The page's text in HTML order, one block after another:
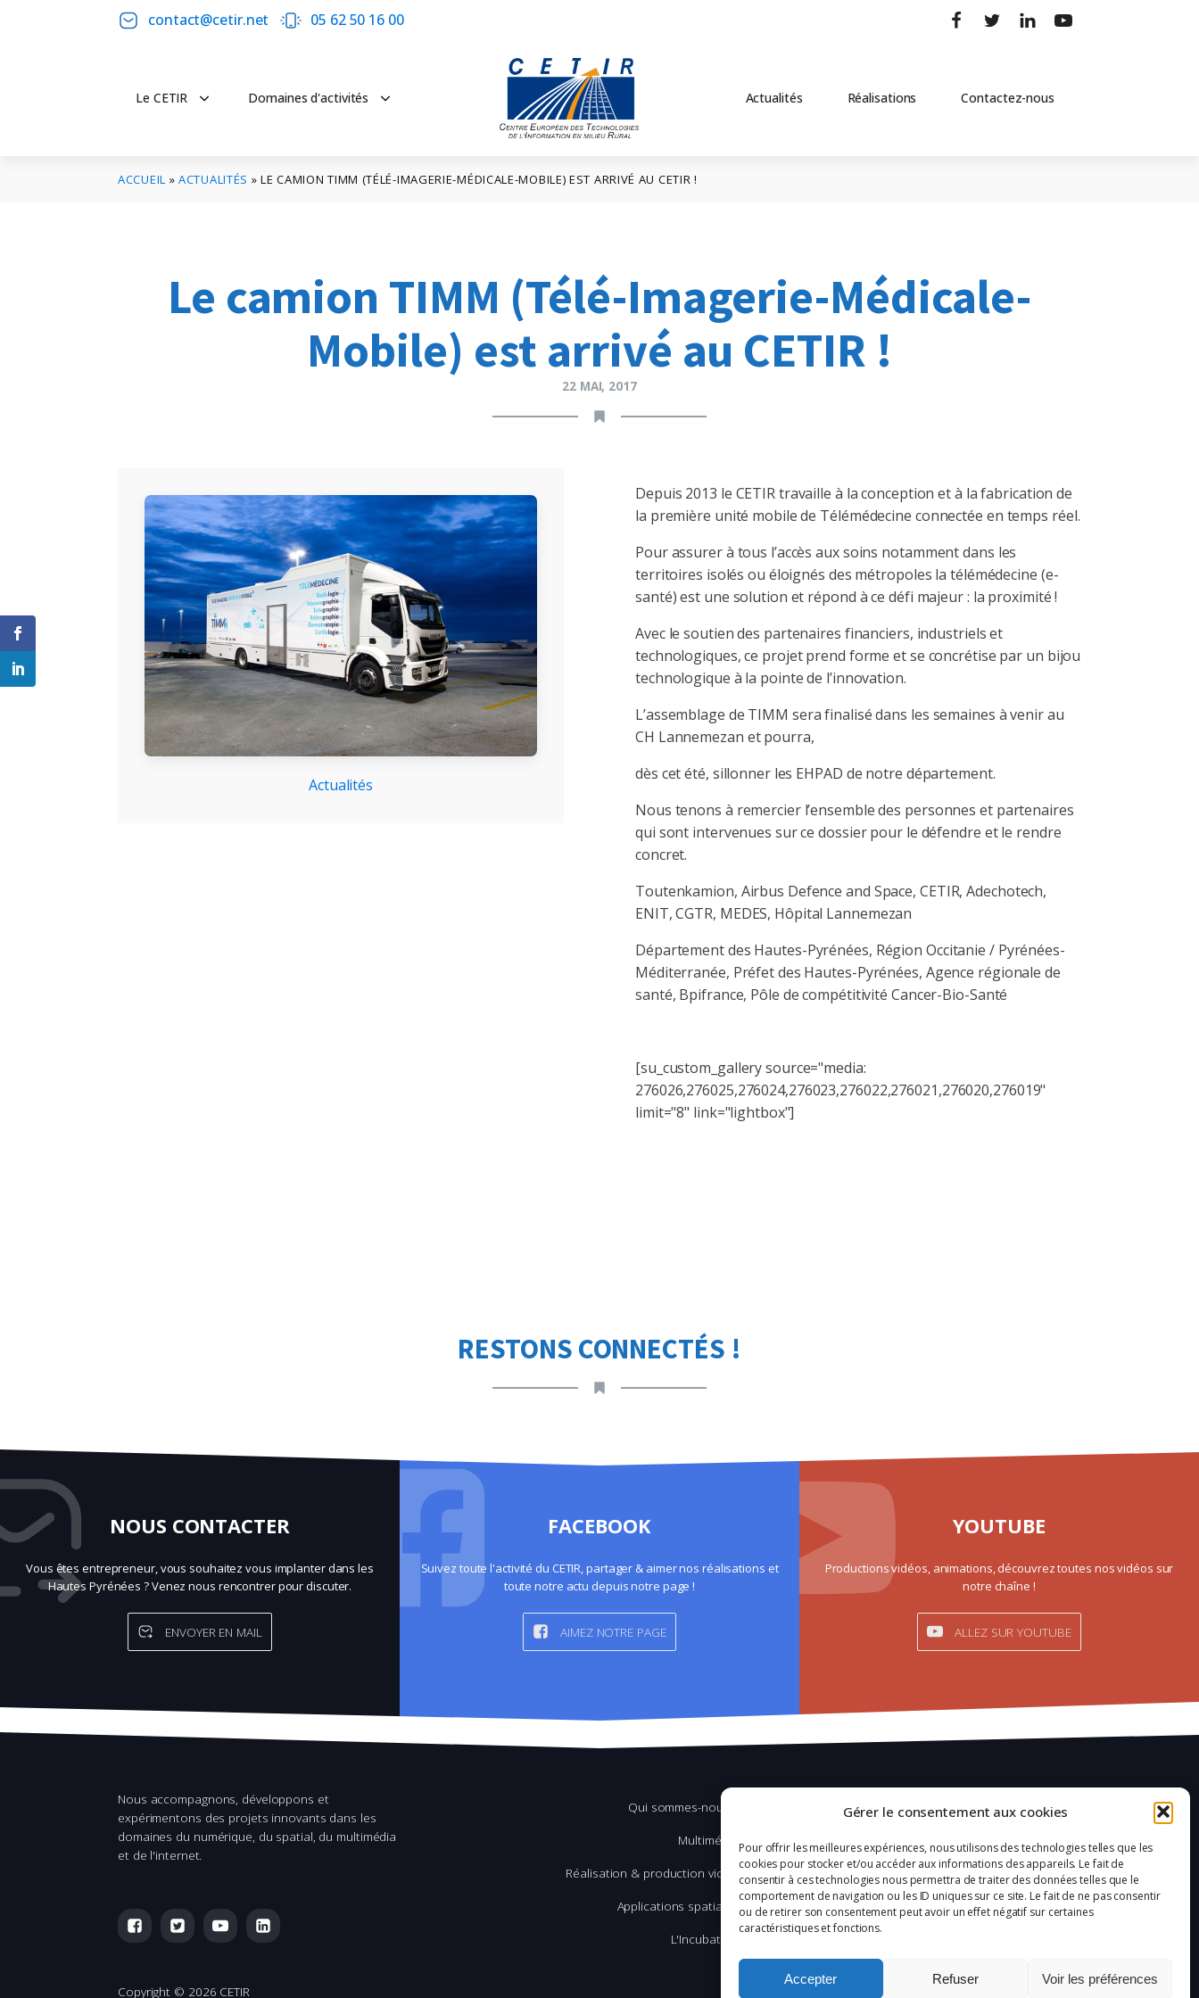
Gérer le consentement aux cookies
Pour offrir les meilleures expériences, nous utilisons des technologies telles que les
cookies pour stocker et/ou accéder aux informations des appareils. Le fait de
consentir à ces technologies nous permettra de traiter des données telles que le
comportement de navigation ou les ID uniques sur ce site. Le fait de ne pas consentir
ou de retirer son consentement peut avoir un effet négatif sur certaines
caractéristiques et fonctions.
Accepter Refuser Voir les préférences
contact@cetir.net 05 62 50 16 00
Le CETIR Domaines d'activités Actualités Réalisations Contactez-nous
ACCUEIL »ACTUALITÉS »LE CAMION TIMM (TÉLÉ-IMAGERIE-MÉDICALE-MOBILE) EST ARRIVÉ AU CETIR !
Le camion TIMM (Télé-Imagerie-Médicale-
Mobile) est arrivé au CETIR !
22 MAI, 2017
Actualités
Depuis 2013 le CETIR travaille à la conception et à la fabrication de
la première unité mobile de Télémédecine connectée en temps réel.
Pour assurer à tous l’accès aux soins notamment dans les
territoires isolés ou éloignés des métropoles la télémédecine (e-
santé) est une solution et répond à ce défi majeur : la proximité !
Avec le soutien des partenaires financiers, industriels et
technologiques, ce projet prend forme et se concrétise par un bijou
technologique à la pointe de l’innovation.
L’assemblage de TIMM sera finalisé dans les semaines à venir au
CH Lannemezan et pourra,
dès cet été, sillonner les EHPAD de notre département.
Nous tenons à remercier l’ensemble des personnes et partenaires
qui sont intervenues sur ce dossier pour le défendre et le rendre
concret.
Toutenkamion, Airbus Defence and Space, CETIR, Adechotech,
ENIT, CGTR, MEDES, Hôpital Lannemezan
Département des Hautes-Pyrénées, Région Occitanie / Pyrénées-
Méditerranée, Préfet des Hautes-Pyrénées, Agence régionale de
santé, Bpifrance, Pôle de compétitivité Cancer-Bio-Santé
[su_custom_gallery source="media:
276026,276025,276024,276023,276022,276021,276020,276019"
limit="8" link="lightbox"]
RESTONS CONNECTÉS !
NOUS CONTACTER
Vous êtes entrepreneur, vous souhaitez vous implanter dans les
Hautes Pyrénées ? Venez nous rencontrer pour discuter.
ENVOYER EN MAIL
FACEBOOK
Suivez toute l'activité du CETIR, partager & aimer nos réalisations et
toute notre actu depuis notre page !
AIMEZ NOTRE PAGE
YOUTUBE
Productions vidéos, animations, découvrez toutes nos vidéos sur
notre chaîne !
ALLEZ SUR YOUTUBE
Nous accompagnons, développons et
expérimentons des projets innovants dans les
domaines du numérique, du spatial, du multimédia
et de l'internet.
Qui sommes-nous ?
Multimédia
Réalisation & production vidéo
Applications spatiales
L'Incubation
Mentions légales
Confidentialité
Plan du site
Politique de cookies (UE)
Copyright © 2026 CETIR